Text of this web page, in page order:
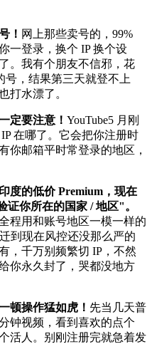
！ 网上那些卖号的，99%
一登录，换个 IP 换个设
。我有个朋友不信邪，花
号，结果第三天就登不上
打水漂了。
定要注意！ YouTube5 月刚
在哪了。它会把你注册时
你邮箱平时常登录的地区，
度的低价 Premium，现在
你所在的国家 / 地区"。
程用和账号地区一模一样的
到现在风控还没那么严的
，千万别频繁切 IP，不然
你永久封了，哭都没地方
顿操作猛如虎！ 先当几天普
钟视频，看到喜欢的点个
活人。别刚注册完就急着发